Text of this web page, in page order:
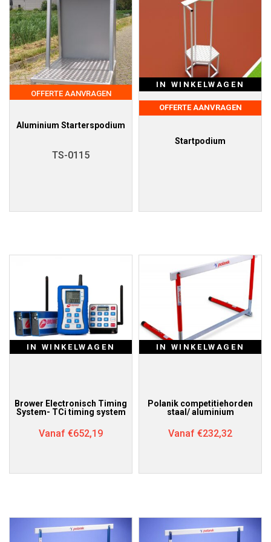
OFFERTE AANVRAGEN
Aluminium Starterspodium
TS-0115
IN WINKELWAGEN
OFFERTE AANVRAGEN
Startpodium
IN WINKELWAGEN
Brower Electronisch Timing
System- TCi timing system
Vanaf €652,19
IN WINKELWAGEN
Polanik competitiehorden
staal/ aluminium
Vanaf €232,32